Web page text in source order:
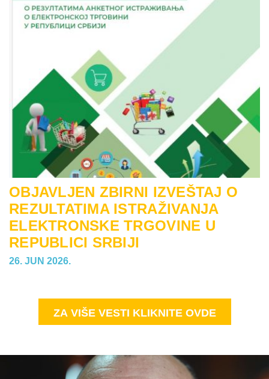
OBJAVLJEN ZBIRNI IZVEŠTAJ O
REZULTATIMA ISTRAŽIVANJA
ELEKTRONSKE TRGOVINE U
REPUBLICI SRBIJI
26. JUN 2026.
ZA VIŠE VESTI KLIKNITE OVDE